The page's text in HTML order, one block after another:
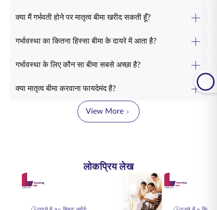
क्या मैं गर्भवती होने पर मातृत्व बीमा खरीद सकती हूँ?
गर्भावस्था का कितना हिस्सा बीमा के दायरे में आता है?
गर्भावस्था के लिए कौन सा बीमा सबसे अच्छा है?
क्या मातृत्व बीमा करवाना फायदेमंद है?
View More
लोकप्रिय लेख